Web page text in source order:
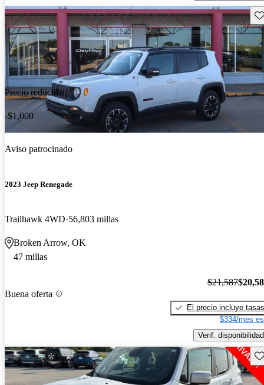
Precio reducido
-$1,000
Aviso patrocinado
2023 Jeep Renegade
Trailhawk 4WD 56,803 millas
Broken Arrow, OK
47 millas
Buena oferta
$21,587
El precio incluye tasas
$334/mes
Verif. disponibilidad